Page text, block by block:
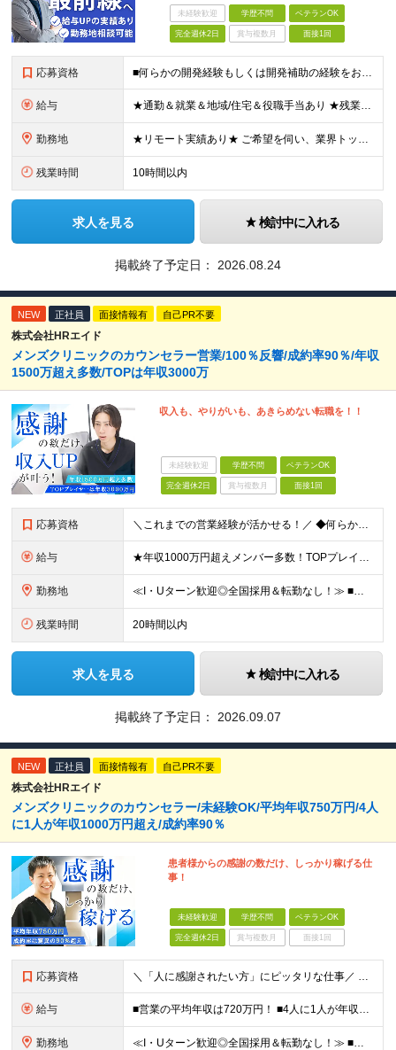
未経験歓迎 学歴不問 ベテランOK
完全週休2日 賞与複数月 面接1回
応募資格 ■何らかの開発経験もしくは開発補助の経験をお持ちの方 ■学歴不問 ★ブランクのある方、地方在住の方も大歓迎です！
給与 ★通勤＆就業＆地域/住宅＆役職手当あり ★残業代は全額支給 ★選べる給与制度あり！ ★東京・神奈川・千葉・埼玉勤務の場合 月給23.5万円～55万円＋諸手当 （残業代は全額支給） (20,000円の
勤務地 ★リモート実績あり★ ご希望を伺い、業界トップクラス約7,000件の取引事業所数、90,000件以上のプロジェクトから検討をいたします。 全国の取引先での就業となります（沖縄を除く） ※勤務地
残業時間 10時間以内
求人を見る 検討中に入れる
掲載終了予定日： 2026.08.24
NEW 正社員 面接情報有 自己PR不要
株式会社HRエイド
メンズクリニックのカウンセラー営業/100％反響/成約率90％/年収
1500万超え多数/TOPは年収3000万
収入も、やりがいも、あきらめない転職を！！
未経験歓迎 学歴不問 ベテランOK
完全週休2日 賞与複数月 面接1回
応募資格 ＼これまでの営業経験が活かせる！／ ◆何らかの営業経験をお持ちの方 ◆学歴不問 ★以下ひとつでも当てはまる方はより歓迎します！ ・個人インセンティブで稼ぐ営業スタイルの経験がある方 ・個人向けの規開
給与 ★年収1000万円超えメンバー多数！TOPプレイヤーは年収3500万円！ ★営業メンバーの平均年収750万円 月50件(平均単価60万円)の契約で年収1000万円が可能。 年収2000万円以上も多数
勤務地 ≪I・Uターン歓迎◎全国採用＆転勤なし！≫ ■下記エリアにある病院やクリニックでの勤務となります。 ※ご自宅からクリニックへは直行直帰です ＼★マークのついている店舗で積極採用実施中！／ 【関東エリ
残業時間 20時間以内
求人を見る 検討中に入れる
掲載終了予定日： 2026.09.07
NEW 正社員 面接情報有 自己PR不要
株式会社HRエイド
メンズクリニックのカウンセラー/未経験OK/平均年収750万円/4人
に1人が年収1000万円超え/成約率90％
患者様からの感謝の数だけ、しっかり稼げる仕
事！
未経験歓迎 学歴不問 ベテランOK
完全週休2日 賞与複数月 面接1回
応募資格 ＼「人に感謝されたい方」にピッタリな仕事／ ★第二新卒歓迎・社会人デビューもOK ◆職種・業種未経験OK ◆学歴不問 ★特別なスキルはいりません メンバーに共通しているのは、「何事にも素直に取り組め
給与 ■営業の平均年収は720万円！ ■4人に1人が年収1000万円超え 月給27万円～100万円+インセンティブ(平均月20～40万円程) ＜インセンティブ制度について＞ 当社では創業以来、頑張ったら
勤務地 ≪I・Uターン歓迎◎全国採用＆転勤なし！≫ ■下記エリアにある病院やクリニックでの勤務となります。 ※ご自宅からクリニックへは直行直帰です ＼★マークのついている店舗で積極採用実施中！／ 【関東エリ